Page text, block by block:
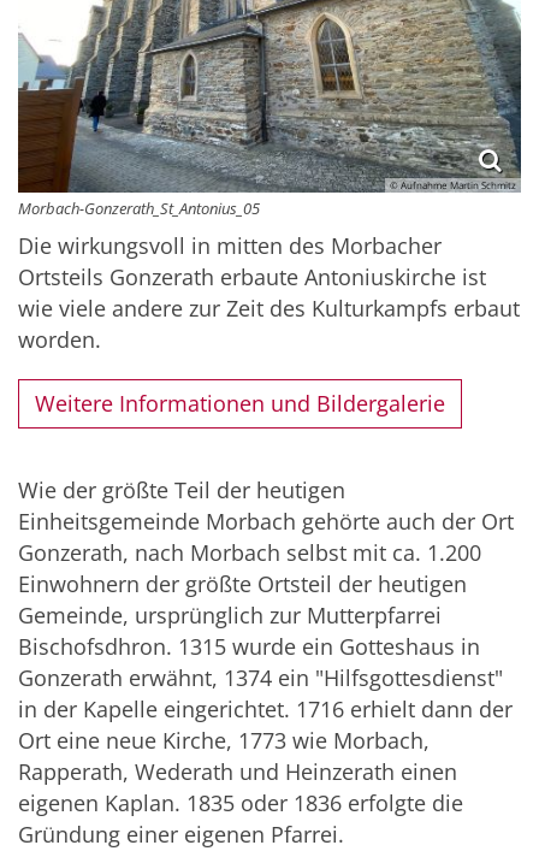
© Aufnahme Martin Schmitz
Morbach-Gonzerath_St_Antonius_05
Die wirkungsvoll in mitten des Morbacher
Ortsteils Gonzerath erbaute Antoniuskirche ist
wie viele andere zur Zeit des Kulturkampfs erbaut
worden.
Weitere Informationen und Bildergalerie
Wie der größte Teil der heutigen
Einheitsgemeinde Morbach gehörte auch der Ort
Gonzerath, nach Morbach selbst mit ca. 1.200
Einwohnern der größte Ortsteil der heutigen
Gemeinde, ursprünglich zur Mutterpfarrei
Bischofsdhron. 1315 wurde ein Gotteshaus in
Gonzerath erwähnt, 1374 ein "Hilfsgottesdienst"
in der Kapelle eingerichtet. 1716 erhielt dann der
Ort eine neue Kirche, 1773 wie Morbach,
Rapperath, Wederath und Heinzerath einen
eigenen Kaplan. 1835 oder 1836 erfolgte die
Gründung einer eigenen Pfarrei.